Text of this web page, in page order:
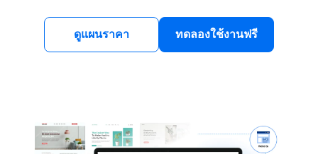
ดูแผนราคา ทดลองใช้งานฟรี